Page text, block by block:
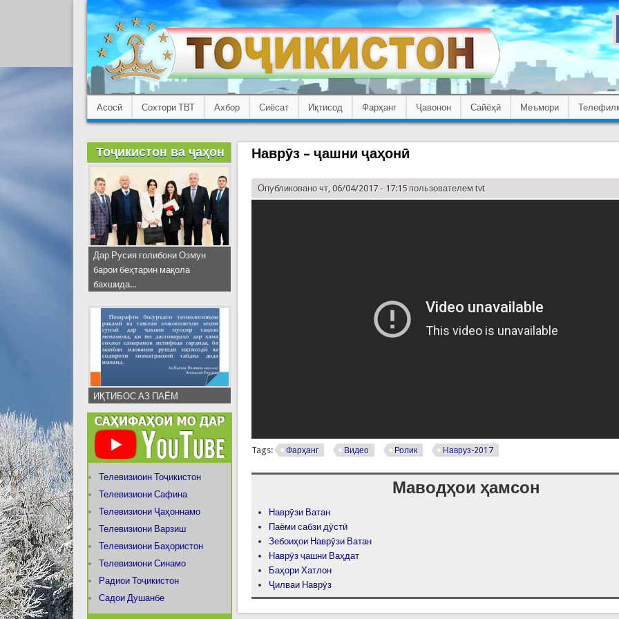
Асосӣ Сохтори ТВТ Ахбор Сиёсат Иқтисод Фарҳанг Ҷавонон Сайёҳӣ Меъмори
Наврӯз – ҷашни ҷаҳонӣ
Опубликовано чт, 06/04/2017 - 17:15 пользователемtvt
Tags: Фарҳанг Видео Ролик Навруз-2017
Маводҳои ҳамсон
Наврӯзи Ватан
Паёми сабзи дӯстӣ
Зебоиҳои Наврӯзи Ватан
Наврӯз ҷашни Ваҳдат
Баҳори Хатлон
Ҷилваи Наврӯз
Тоҷикистон ва ҷаҳон
Дар Русия ғолибони Озмун
барои беҳтарин мақола
бахшида...
ИҚТИБОС АЗ ПАЁМ
Телевизиоин Тоҷикистон
Телевизиони Сафина
Телевизиони Ҷаҳоннамо
Телевизиони Варзиш
Телевизиони Баҳористон
Телевизиони Синамо
Радиои Тоҷикистон
Садои Душанбе